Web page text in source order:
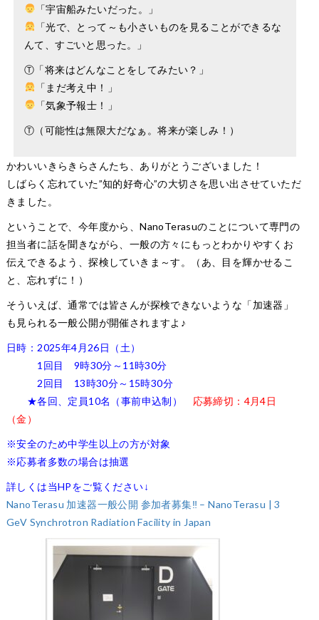
「宇宙船みたいだった。」
「光で、とって～も小さいものを見ることができるな
んて、すごいと思った。」
Ⓣ「将来はどんなことをしてみたい？」
「まだ考え中！」
「気象予報士！」
Ⓣ（可能性は無限大だなぁ。将来が楽しみ！）
かわいいきらきらさんたち、ありがとうございました！
しばらく忘れていた”知的好奇心”の大切さを思い出させていただ
きました。
ということで、今年度から、NanoTerasuのことについて専門の
担当者に話を聞きながら、一般の方々にもっとわかりやすくお
伝えできるよう、探検していきま～す。（あ、目を輝かせるこ
と、忘れずに！）
そういえば、通常では皆さんが探検できないような「加速器」
も見られる一般公開が開催されますよ♪
日時：2025年4月26日（土）
1回目 9時30分～11時30分
2回目 13時30分～15時30分
★各回、定員10名（事前申込制）
応募締切：4月4日
（金）
※安全のため中学生以上の方が対象
※応募者多数の場合は抽選
詳しくは当HPをご覧ください↓
NanoTerasu 加速器一般公開 参加者募集‼ – NanoTerasu | 3
GeV Synchrotron Radiation Facility in Japan